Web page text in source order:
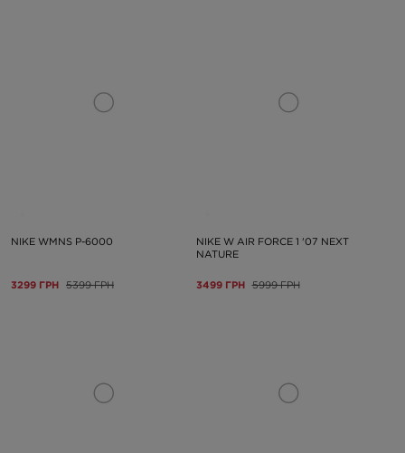
NIKE WMNS P-6000
3299 ГРН 5399 ГРН
NIKE W AIR FORCE 1 '07 NEXT
NATURE
3499 ГРН 5999 ГРН